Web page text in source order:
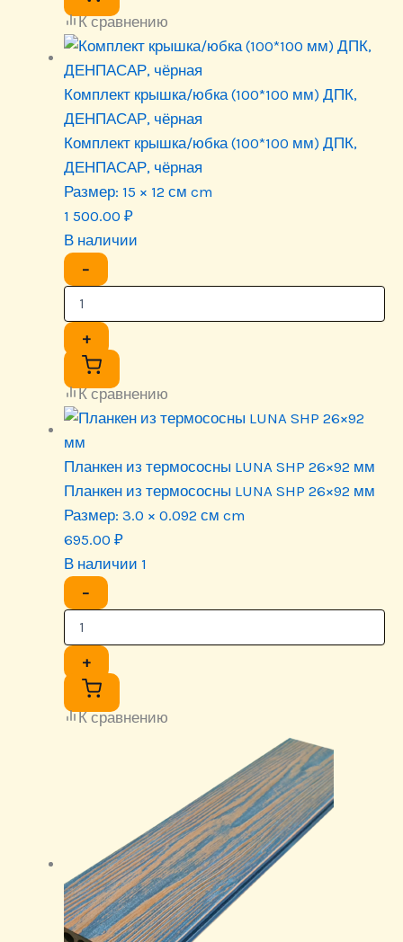
К сравнению
Комплект крышка/юбка (100*100 мм) ДПК,
ДЕНПАСАР, чёрная
Комплект крышка/юбка (100*100 мм) ДПК,
ДЕНПАСАР, чёрная
Размер: 15 × 12 см cm
1 500.00 ₽
В наличии
−
+
К сравнению
Планкен из термососны LUNA SHP 26×92 мм
Планкен из термососны LUNA SHP 26×92 мм
Размер: 3.0 × 0.092 см cm
695.00 ₽
В наличии 1
−
+
К сравнению